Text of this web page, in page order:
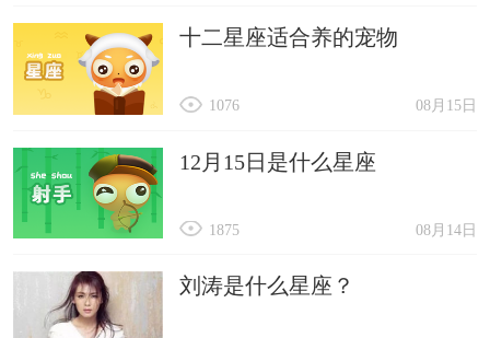
十二星座适合养的宠物
08月15日
1076
12月15日是什么星座
08月14日
1875
刘涛是什么星座？